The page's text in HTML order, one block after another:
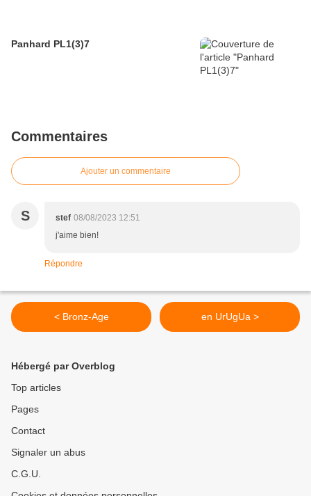
Panhard PL1(3)7
Commentaires
Ajouter un commentaire
S stef 08/08/2023 12:51
j'aime bien!
Répondre
< Bronz-Age en UrUgUa >
Hébergé par Overblog
Top articles
Pages
Contact
Signaler un abus
C.G.U.